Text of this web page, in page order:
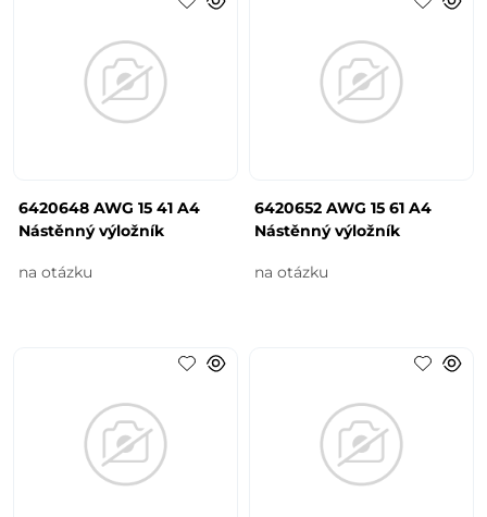
6420648 AWG 15 41 A4
Nástěnný výložník
na otázku
6420652 AWG 15 61 A4
Nástěnný výložník
na otázku